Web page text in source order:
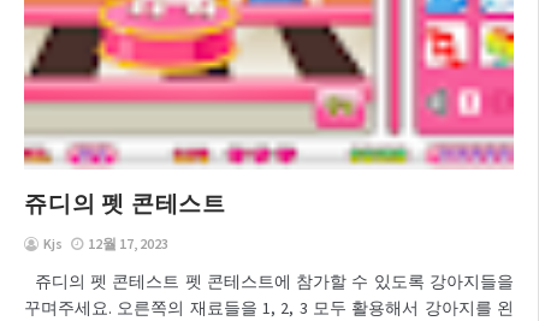
쥬디의 펫 콘테스트
Kjs 12월 17, 2023
쥬디의 펫 콘테스트 펫 콘테스트에 참가할 수 있도록 강아지들을
꾸며주세요. 오른쪽의 재료들을 1, 2, 3 모두 활용해서 강아지를 왼